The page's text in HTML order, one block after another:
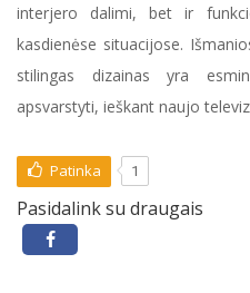
interjero dalimi, bet ir
kasdienėse situacijose.
stilingas dizainas yra
apsvarstyti, ieškant naujo
Patinka 1
Pasidalink su draugais